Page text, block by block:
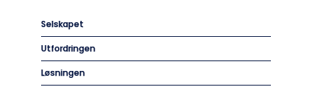
Selskapet
Utfordringen
Løsningen